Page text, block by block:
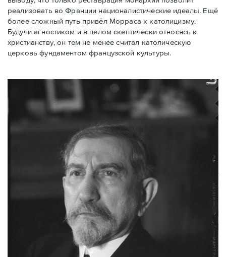
реализовать во Франции националистические идеалы. Ещё
более сложный путь привёл Морраса к католицизму.
Будучи агностиком и в целом скептически относясь к
христианству, он тем не менее считал католическую
церковь фундаментом французской культуры.